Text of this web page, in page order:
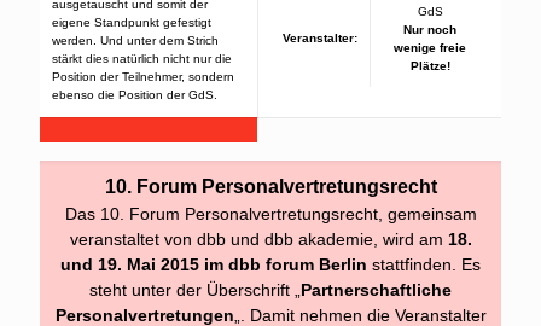
ausgetauscht und somit der
eigene Standpunkt gefestigt
werden. Und unter dem Strich
stärkt dies natürlich nicht nur die
Position der Teilnehmer, sondern
ebenso die Position der GdS.
Veranstalter:
GdS
Nur noch
wenige freie
Plätze!
10. Forum Personalvertretungsrecht
Das 10. Forum Personalvertretungsrecht, gemeinsam
veranstaltet von dbb und dbb akademie, wird am 18.
und 19. Mai 2015 im dbb forum Berlin stattfinden. Es
steht unter der Überschrift „ Partnerschaftliche
Personalvertretungen „. Damit nehmen die Veranstalter